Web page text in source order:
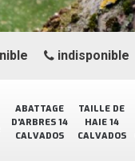
ABATTAGE
D'ARBRES 14
CALVADOS
TAILLE DE
HAIE 14
CALVADOS
indisponible